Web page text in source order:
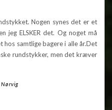
Nogen synes det er et
jeg ELSKER det. Og noget må
samtlige bagere i alle år.Det
rundstykker, men det kræver